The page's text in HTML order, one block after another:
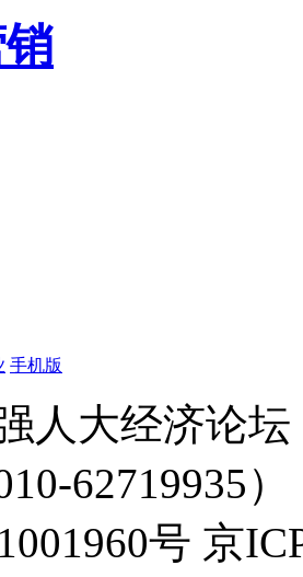
手机版
人大经济论
62719935）
号 京